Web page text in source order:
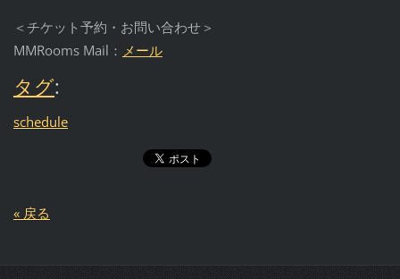
＜チケット予約・お問い合わせ＞
MMRooms Mail： メール
タグ:
schedule
« 戻る